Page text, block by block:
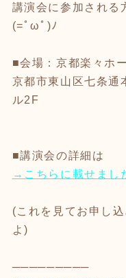
講演会に参加される
(=ﾟωﾟ)ﾉ
■会場：京都楽々ホ
京都市東山区七条通
ル2F
■講演会の詳細は
→こちらに載せまし
(これを見てお申し
よ)
─────────